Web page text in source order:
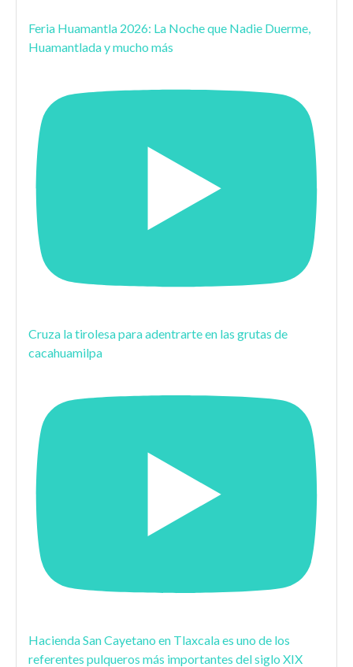
Feria Huamantla 2026: La Noche que Nadie Duerme,
Huamantlada y mucho más
Cruza la tirolesa para adentrarte en las grutas de
cacahuamilpa
Hacienda San Cayetano en Tlaxcala es uno de los
referentes pulqueros más importantes del siglo XIX